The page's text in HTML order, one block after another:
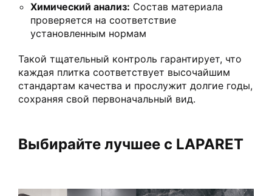
Химический анализ: Состав материала
проверяется на соответствие
установленным нормам
Такой тщательный контроль гарантирует, что
каждая плитка соответствует высочайшим
стандартам качества и прослужит долгие годы,
сохраняя свой первоначальный вид.
Выбирайте лучшее с LAPARET